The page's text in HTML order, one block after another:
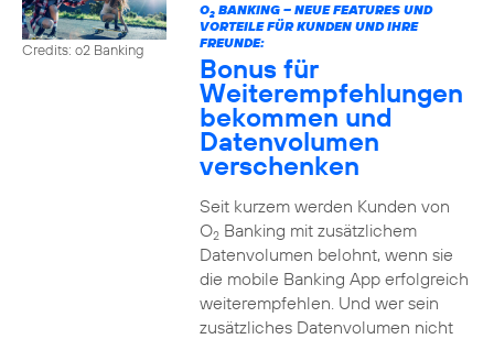
Credits: o2 Banking
O2BANKING – NEUE FEATURES UND
VORTEILE FÜR KUNDEN UND IHRE
FREUNDE:
Bonus für
Weiterempfehlungen
bekommen und
Datenvolumen
verschenken
Seit kurzem werden Kunden von
O2Banking mit zusätzlichem
Datenvolumen belohnt, wenn sie
die mobile Banking App erfolgreich
weiterempfehlen. Und wer sein
zusätzliches Datenvolumen nicht